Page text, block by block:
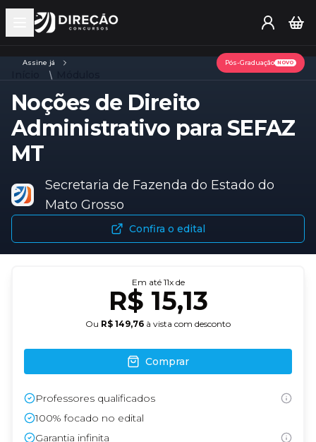
Open main menu
Assine já Pós-Graduação NOVO
Noções de Direito
Administrativo para SEFAZ
MT
Secretaria de Fazenda do Estado do
Mato Grosso
Confira o edital
Em até 11x de
R$ 15,13
Ou R$ 149,76 à vista com desconto
Comprar
Professores qualificados
100% focado no edital
Garantia infinita